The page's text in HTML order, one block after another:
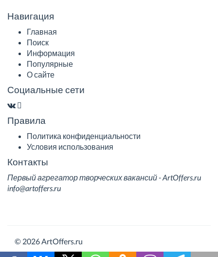
Навигация
Главная
Поиск
Информация
Популярные
О сайте
Социальные сети
Правила
Политика конфиденциальности
Условия использования
Контакты
Первый агрегатор творческих вакансий - ArtOffers.ru
info@artoffers.ru
© 2026 ArtOffers.ru